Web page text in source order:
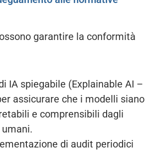
garantire la conformità
IA spiegabile (Explainable AI –
assicurare che i modelli siano
e comprensibili dagli
di audit periodici